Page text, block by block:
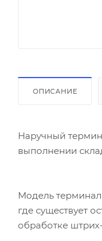
ОПИСАНИЕ
Наручный
выполнении
Модель
где существует
обработке